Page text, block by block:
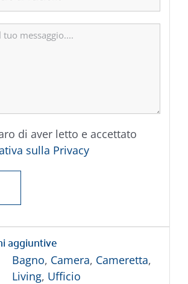
di aver letto e accettato
sulla Privacy
aggiuntive
Bagno, Camera, Cameretta,
Living, Ufficio